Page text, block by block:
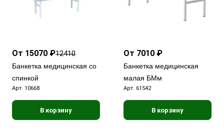
От 15070 ₽12410
Банкетка медицинская со
спинкой
Арт. 10668
В корзину
От 7010 ₽
Банкетка медицинская
малая БМм
Арт. 61542
В корзину